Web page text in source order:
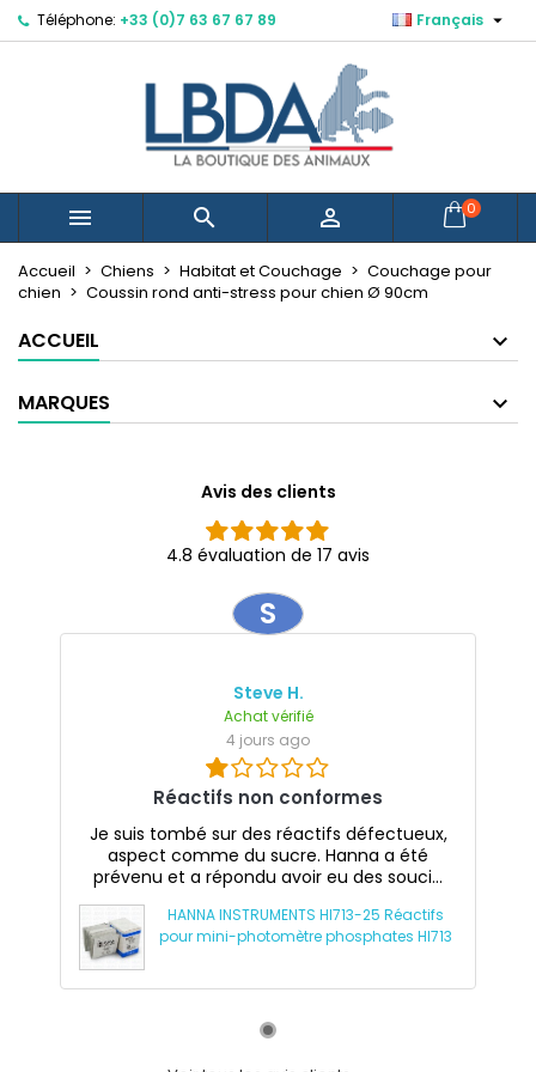
Téléphone: +33 (0)7 63 67 67 89 Français 
   0
Accueil Chiens Habitat et Couchage
Couchage pour
chien
Coussin rond anti-stress pour chien Ø 90cm
ACCUEIL
MARQUES
Avis des clients
4.8 évaluation de 17 avis
S
Steve H.
Achat vérifié
4 jours ago
Réactifs non conformes
Je suis tombé sur des réactifs défectueux,
aspect comme du sucre. Hanna a été
prévenu et a répondu avoir eu des souci...
HANNA INSTRUMENTS HI713-25 Réactifs
pour mini-photomètre phosphates HI713
Mes listes d'envies ×
Créer une nouvelle liste
Créer une liste d'envies ×
Nom de la liste d'envies
Annuler Créer une liste d'envies
Connexion ×
Vous devez être connecté pour ajouter des produits
à votre liste d'envies.
Annuler Connexion